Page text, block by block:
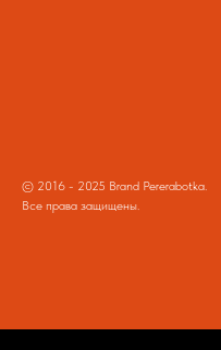
© 2016 - 2025 Brand Pererabotka.
Все права защищены.